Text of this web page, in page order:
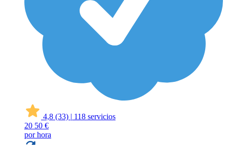
4,8 (33) | 118 servicios
20 50 €
por hora